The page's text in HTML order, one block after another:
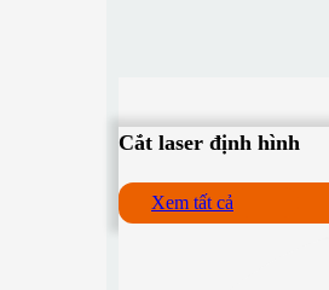
Cắt laser định hình
Xem tất cả